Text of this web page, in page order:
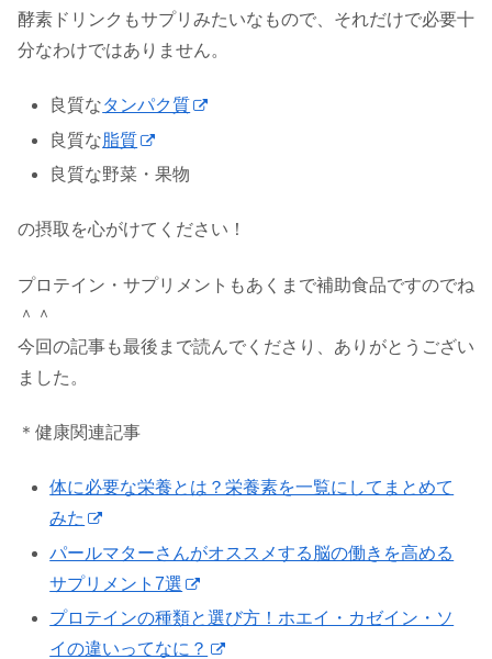
酵素ドリンクもサプリみたいなもので、それだけで必要十
分なわけではありません。
良質なタンパク質
良質な 脂質
良質な野菜・果物
の摂取を心がけてください！
プロテイン・サプリメントもあくまで補助食品ですのでね
＾＾
今回の記事も最後まで読んでくださり、ありがとうござい
ました。
＊健康関連記事
体に必要な栄養とは？栄養素を一覧にしてまとめて
みた
パールマターさんがオススメする脳の働きを高める
サプリメント7選
プロテインの種類と選び方！ホエイ・カゼイン・ソ
イの違いってなに？